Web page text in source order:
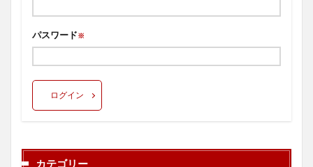
パスワード※
ログイン
カテゴリー